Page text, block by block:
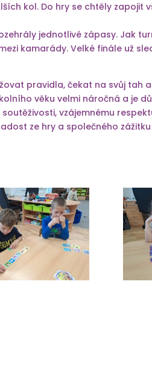
kol. Do hry se chtěly zapojit
jednotlivé zápasy. Jak
kamarády. Velké finále už
pravidla, čekat na svůj tah
věku velmi náročná a je
vzájemnému
ze hry a společného